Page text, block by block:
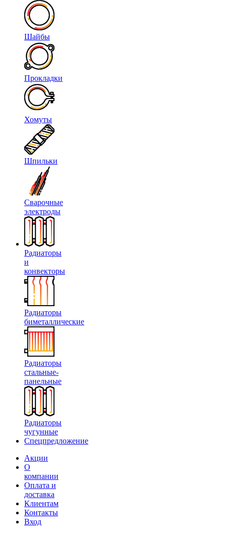
Шайбы
Прокладки
Хомуты
Шпильки
Сварочные
электроды
Радиаторы
и
конвекторы
Радиаторы
биметаллические
Радиаторы
стальные-
панельные
Радиаторы
чугунные
Спецпредложение
Акции
О
компании
Оплата и
доставка
Клиентам
Контакты
Вход